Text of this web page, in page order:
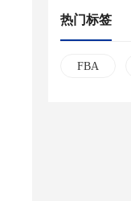
热门标签
FBA